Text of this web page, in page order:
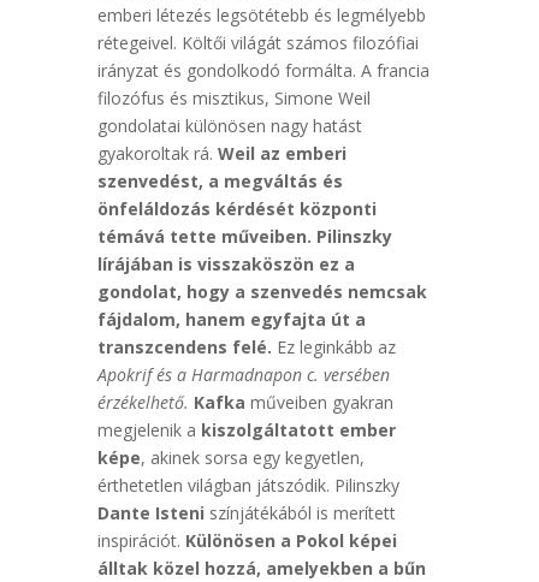
emberi létezés legsötétebb és legmélyebb
rétegeivel. Költői világát számos filozófiai
irányzat és gondolkodó formálta. A francia
filozófus és misztikus, Simone Weil
gondolatai különösen nagy hatást
gyakoroltak rá. Weil az emberi
szenvedést, a megváltás és
önfeláldozás kérdését központi
témává tette műveiben. Pilinszky
lírájában is visszaköszön ez a
gondolat, hogy a szenvedés nemcsak
fájdalom, hanem egyfajta út a
transzcendens felé. Ez leginkább az
Apokrif és a Harmadnapon c. versében
érzékelhető. Kafka műveiben gyakran
megjelenik a kiszolgáltatott ember
képe, akinek sorsa egy kegyetlen,
érthetetlen világban játszódik. Pilinszky
Dante Isteni színjátékából is merített
inspirációt. Különösen a Pokol képei
álltak közel hozzá, amelyekben a bűn